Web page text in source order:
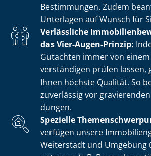
Bestimmungen. Zudem
Unterlagen auf Wunsch für
Verlässliche
das Vier-Augen-Prinzip:
Gutachten immer von
ver­stän­di­gen prüfen lassen,
Ihnen höchste Qualität. So
zuverlässig vor
dun­gen.
Spezielle
verfügen unsere
Weiterstadt und Umgebung